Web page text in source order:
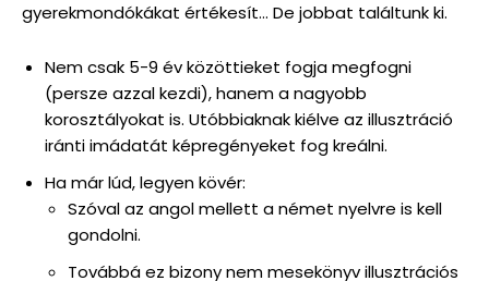
gyerekmondókákat értékesít… De jobbat találtunk ki.
Nem csak 5-9 év közöttieket fogja megfogni
(persze azzal kezdi), hanem a nagyobb
korosztályokat is. Utóbbiaknak kiélve az illusztráció
iránti imádatát képregényeket fog kreálni.
Ha már lúd, legyen kövér:
Szóval az angol mellett a német nyelvre is kell
gondolni.
Továbbá ez bizony nem mesekönyv illusztrációs